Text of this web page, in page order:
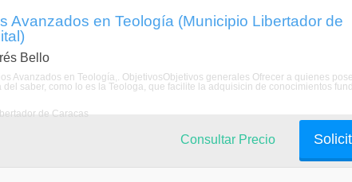
Avanzados en Teología (Municipio Libertador de
Bello
Avanzados en Teología,. ObjetivosObjetivos generales Ofrecer a quienes
saber, como lo es la Teologa, que facilite la adquisicin de conocimientos
de Caracas
Consultar Precio